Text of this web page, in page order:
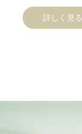
詳しく見る